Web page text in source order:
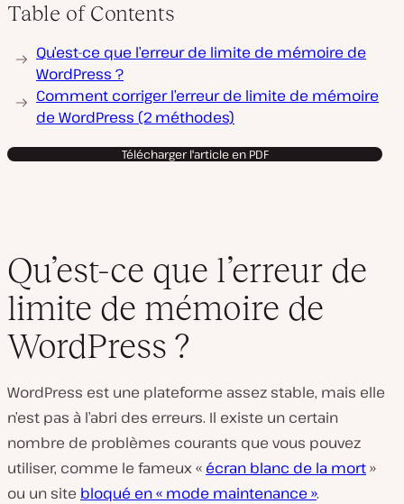
Table of Contents
Qu’est-ce que l’erreur de limite de mémoire de
WordPress ?
Comment corriger l’erreur de limite de mémoire
de WordPress (2 méthodes)
Télécharger l'article en PDF
Qu’est-ce que l’erreur de
limite de mémoire de
WordPress ?
WordPress est une plateforme assez stable, mais elle
n’est pas à l’abri des erreurs. Il existe un certain
nombre de problèmes courants que vous pouvez
utiliser, comme le fameux « écran blanc de la mort»
ou un site bloqué en « mode maintenance ».